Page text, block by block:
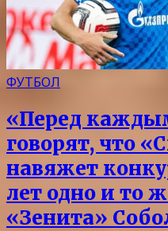
ФУТБОЛ
«Перед
говорят, что
навяжет
лет одно и то
«Зенита»